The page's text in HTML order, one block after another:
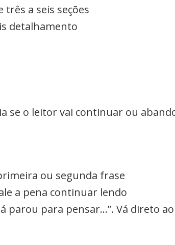
a seis seções
detalhamento
se o leitor vai continuar ou
ou segunda frase
a pena continuar lendo
parou para pensar…”. Vá direto ao